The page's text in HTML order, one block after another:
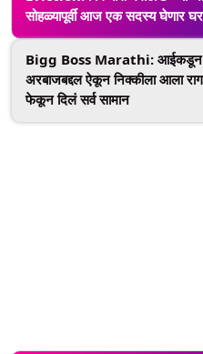
सोहळ्यापूर्वी आज एक सदस्य घेणार
निरोप (Watch Video)
Bigg Boss Marathi: आईकडून
अरबाजबद्दल ऐकून निक्कीला आला
फेकून दिलं सर्व सामान